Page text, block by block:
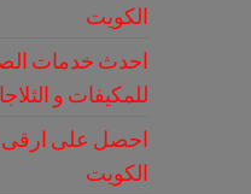
الكويت
احدث خدمات
للمكيفات و
احصل على ارقى
الكويت